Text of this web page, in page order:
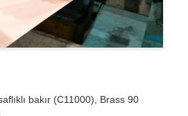
bakır (C11000), Brass 90